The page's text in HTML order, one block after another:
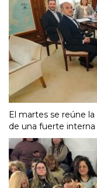
El martes se reúne
de una fuerte interna